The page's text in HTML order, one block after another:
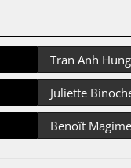
Tran Anh Hung
Juliette
Benoît